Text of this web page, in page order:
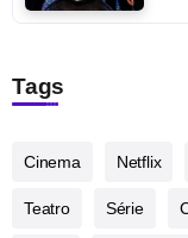
Tags
Cinema Netflix
Teatro Série